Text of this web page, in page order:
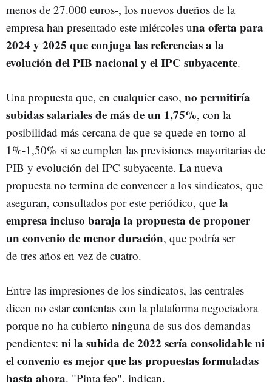
menos de 27.000 euros-, los nuevos dueños de la
empresa han presentado este miércoles una oferta para
2024 y 2025 que conjuga las referencias a la
evolución del PIB nacional y el IPC subyacente.
Una propuesta que, en cualquier caso, no permitiría
subidas salariales de más de un 1,75%, con la
posibilidad más cercana de que se quede en torno al
1%-1,50% si se cumplen las previsiones mayoritarias de
PIB y evolución del IPC subyacente. La nueva
propuesta no termina de convencer a los sindicatos, que
aseguran, consultados por este periódico, que la
empresa incluso baraja la propuesta de proponer
un convenio de menor duración, que podría ser
de tres años en vez de cuatro.
Entre las impresiones de los sindicatos, las centrales
dicen no estar contentas con la plataforma negociadora
porque no ha cubierto ninguna de sus dos demandas
pendientes: ni la subida de 2022 sería consolidable ni
el convenio es mejor que las propuestas formuladas
hasta ahora. "Pinta feo", indican.